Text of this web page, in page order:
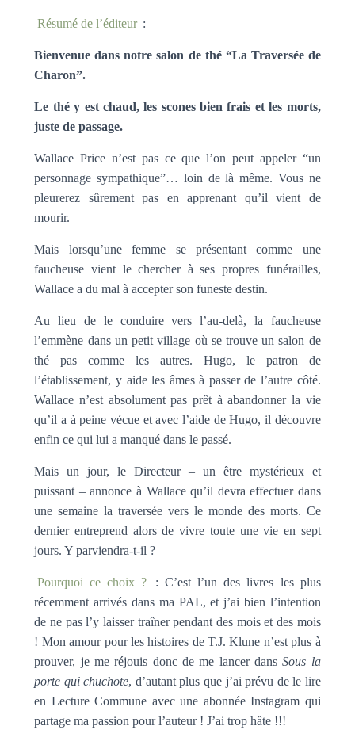
Résumé de l’éditeur :
Bienvenue dans notre salon de thé “La Traversée de
Charon”.
Le thé y est chaud, les scones bien frais et les morts,
juste de passage.
Wallace Price n’est pas ce que l’on peut appeler “un
personnage sympathique”… loin de là même. Vous ne
pleurerez sûrement pas en apprenant qu’il vient de
mourir.
Mais lorsqu’une femme se présentant comme une
faucheuse vient le chercher à ses propres funérailles,
Wallace a du mal à accepter son funeste destin.
Au lieu de le conduire vers l’au-delà, la faucheuse
l’emmène dans un petit village où se trouve un salon de
thé pas comme les autres. Hugo, le patron de
l’établissement, y aide les âmes à passer de l’autre côté.
Wallace n’est absolument pas prêt à abandonner la vie
qu’il a à peine vécue et avec l’aide de Hugo, il découvre
enfin ce qui lui a manqué dans le passé.
Mais un jour, le Directeur – un être mystérieux et
puissant – annonce à Wallace qu’il devra effectuer dans
une semaine la traversée vers le monde des morts. Ce
dernier entreprend alors de vivre toute une vie en sept
jours. Y parviendra-t-il ?
Pourquoi ce choix ?
: C’est l’un des livres les plus
récemment arrivés dans ma PAL, et j’ai bien l’intention
de ne pas l’y laisser traîner pendant des mois et des mois
! Mon amour pour les histoires de T.J. Klune n’est plus à
prouver, je me réjouis donc de me lancer dansSous la
porte qui chuchote, d’autant plus que j’ai prévu de le lire
en Lecture Commune avec une abonnée Instagram qui
partage ma passion pour l’auteur ! J’ai trop hâte !!!